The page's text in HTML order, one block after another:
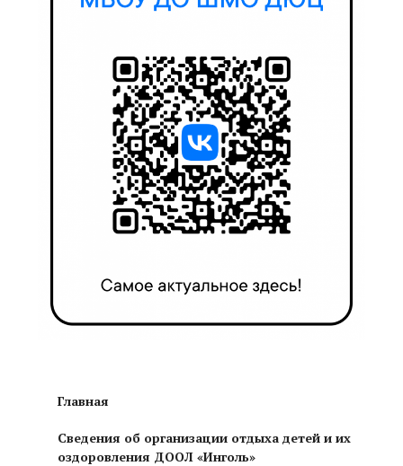
Главная
Сведения об организации отдыха детей и их
оздоровления ДООЛ «Инголь»